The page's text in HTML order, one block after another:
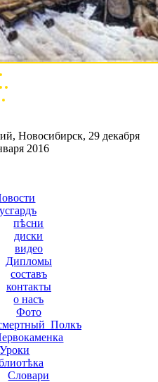
Новосибирск, 29 декабря
2016
пѣсни
диски
видео
Дипломы
составъ
контакты
о насъ
Фото
Уроки
Словари